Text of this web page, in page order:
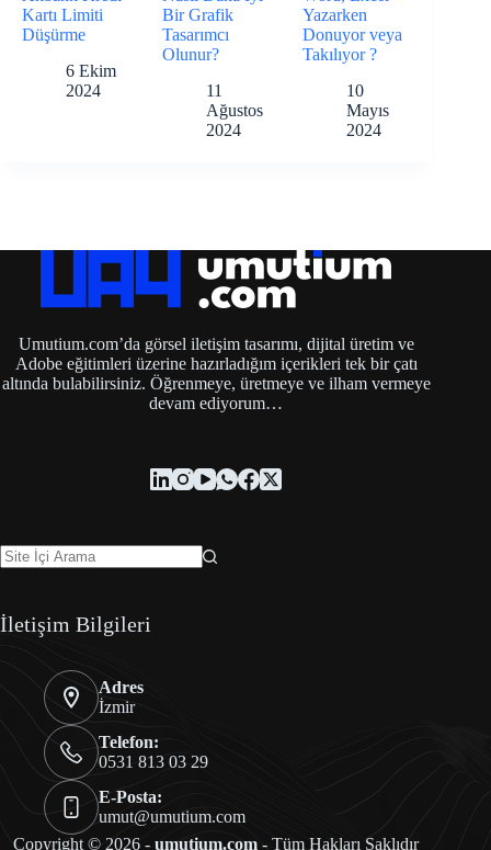
Kartı Limiti
Düşürme
6 Ekim
2024
Bir Grafik
Tasarımcı
Olunur?
11
Ağustos
2024
Yazarken
Donuyor veya
Takılıyor ?
10
Mayıs
2024
Umutium.com’da görsel iletişim tasarımı, dijital üretim ve
Adobe eğitimleri üzerine hazırladığım içerikleri tek bir çatı
altında bulabilirsiniz. Öğrenmeye, üretmeye ve ilham vermeye
devam ediyorum…
İletişim Bilgileri
Adres
İzmir
Telefon:
0531 813 03 29
E-Posta:
umut@umutium.com
Copyright © 2026 -umutium.com - Tüm Hakları Saklıdır